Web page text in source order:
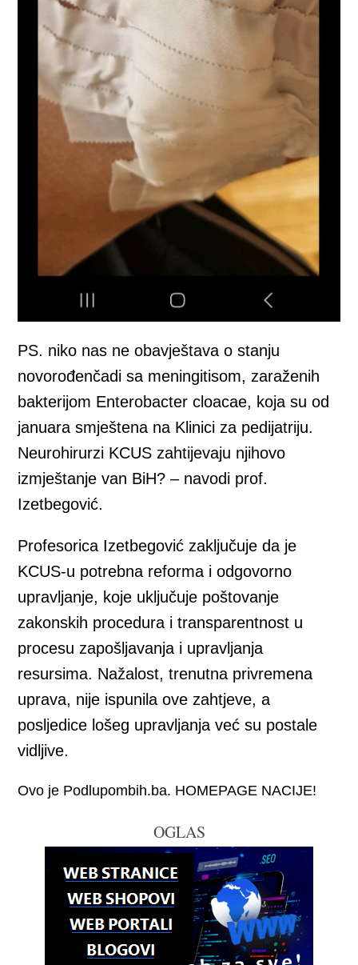
PS. niko nas ne obavještava o stanju
novorođenčadi sa meningitisom, zaraženih
bakterijom Enterobacter cloacae, koja su od
januara smještena na Klinici za pedijatriju.
Neurohirurzi KCUS zahtijevaju njihovo
izmještanje van BiH? – navodi prof.
Izetbegović.
Profesorica Izetbegović zaključuje da je
KCUS-u potrebna reforma i odgovorno
upravljanje, koje uključuje poštovanje
zakonskih procedura i transparentnost u
procesu zapošljavanja i upravljanja
resursima. Nažalost, trenutna privremena
uprava, nije ispunila ove zahtjeve, a
posljedice lošeg upravljanja već su postale
vidljive.
Ovo je Podlupombih.ba. HOMEPAGE NACIJE!
OGLAS